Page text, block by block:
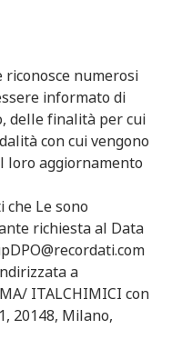
riconosce numerosi
informato di
delle finalità per cui
con cui vengono
aggiornamento
Le sono
richiesta al Data
a
ITALCHIMICI con
20148, Milano,